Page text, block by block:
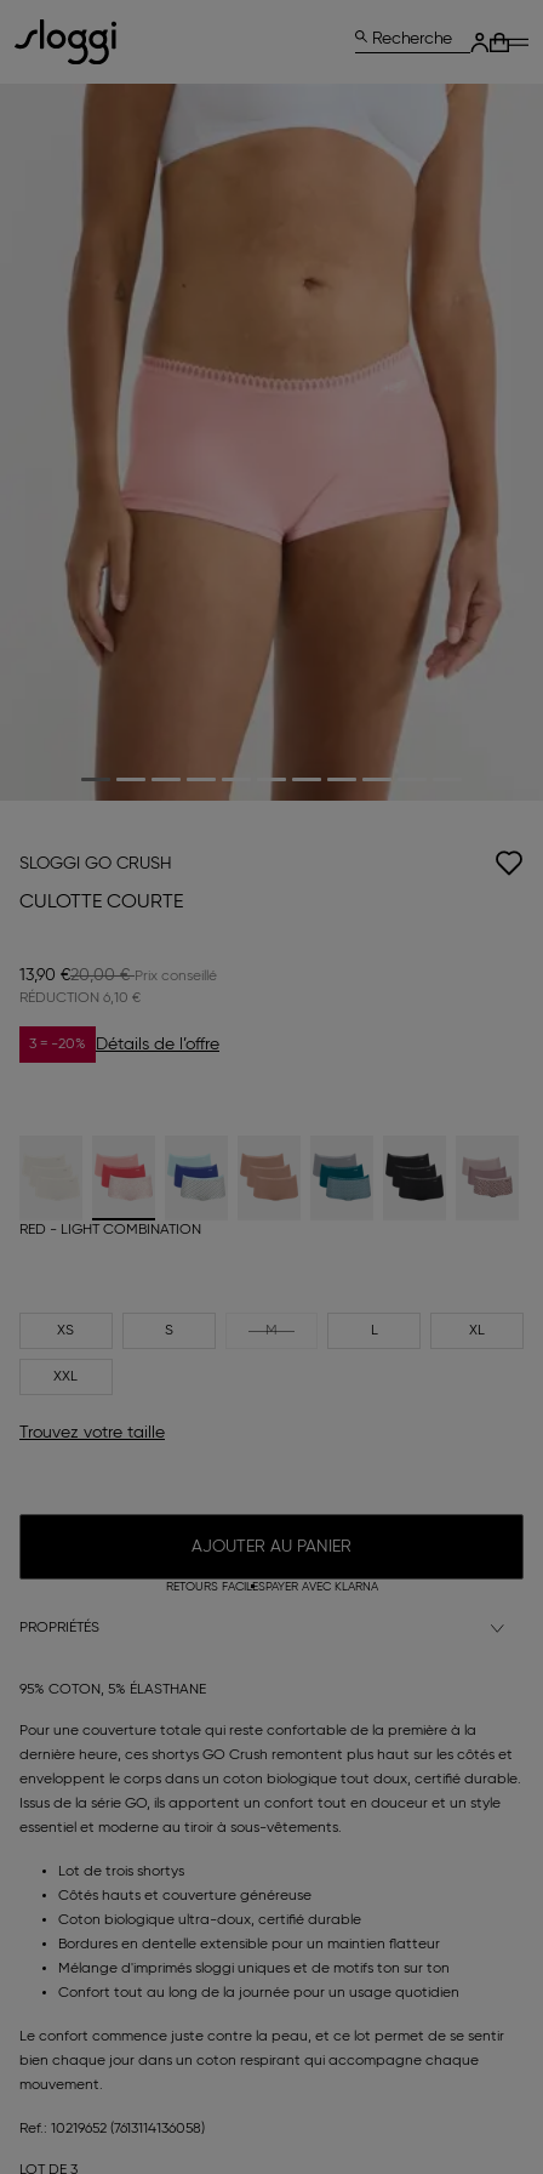
Recherche
SLOGGI GO CRUSH
CULOTTE COURTE
13,90 €20,00 €
RÉDUCTION 6,10 €
3 = -20% Détails de l’offre
RED - LIGHT COMBINATION
XS S M L XL
XXL
Trouvez votre taille
AJOUTER AU PANIER
RETOURS FACILESPAYER AVEC KLARNA
PROPRIÉTÉS
95% COTON, 5% ÉLASTHANE
Pour une couverture totale qui reste confortable de la première à la
dernière heure, ces shortys GO Crush remontent plus haut sur les côtés et
enveloppent le corps dans un coton biologique tout doux, certifié durable.
Issus de la série GO, ils apportent un confort tout en douceur et un style
essentiel et moderne au tiroir à sous-vêtements.
Lot de trois shortys
Côtés hauts et couverture généreuse
Coton biologique ultra-doux, certifié durable
Bordures en dentelle extensible pour un maintien flatteur
Mélange d'imprimés sloggi uniques et de motifs ton sur ton
Confort tout au long de la journée pour un usage quotidien
Le confort commence juste contre la peau, et ce lot permet de se sentir
bien chaque jour dans un coton respirant qui accompagne chaque
mouvement.
Ref.: 10219652 (7613114136058)
LOT DE 3